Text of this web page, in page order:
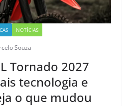
NOTÍCIAS
Souza
Tornado 2027
tecnologia e
o que mudou